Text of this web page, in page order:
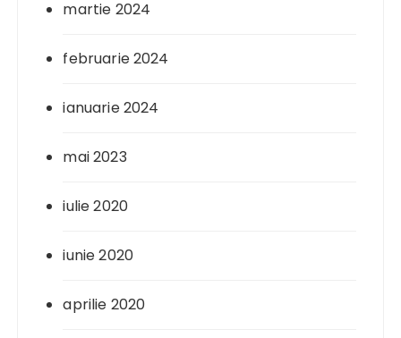
martie 2024
februarie 2024
ianuarie 2024
mai 2023
iulie 2020
iunie 2020
aprilie 2020